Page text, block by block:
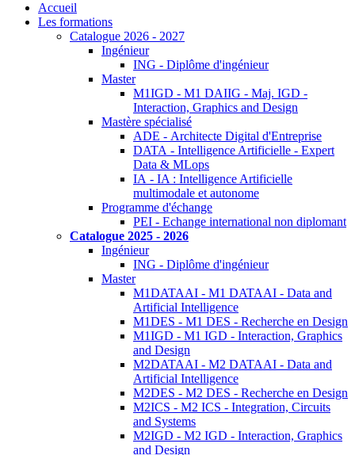
Accueil
Les formations
Catalogue 2026 - 2027
Ingénieur
ING - Diplôme d'ingénieur
Master
M1IGD - M1 DAIIG - Maj. IGD -
Interaction, Graphics and Design
Mastère spécialisé
ADE - Architecte Digital d'Entreprise
DATA - Intelligence Artificielle - Expert
Data & MLops
IA - IA : Intelligence Artificielle
multimodale et autonome
Programme d'échange
PEI - Echange international non diplomant
Catalogue 2025 - 2026
Ingénieur
ING - Diplôme d'ingénieur
Master
M1DATAAI - M1 DATAAI - Data and
Artificial Intelligence
M1DES - M1 DES - Recherche en Design
M1IGD - M1 IGD - Interaction, Graphics
and Design
M2DATAAI - M2 DATAAI - Data and
Artificial Intelligence
M2DES - M2 DES - Recherche en Design
M2ICS - M2 ICS - Integration, Circuits
and Systems
M2IGD - M2 IGD - Interaction, Graphics
and Design